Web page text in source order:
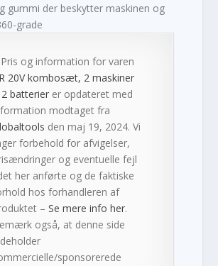
gummi der beskytter maskinen og
grade
og information for varen
20V kombosæt, 2 maskiner
batterier er opdateret med
modtaget fra
den maj 19, 2024. Vi
forbehold for afvigelser,
og eventuelle fejl
her anførte og de faktiske
hos forhandleren af
–Se mere info her.
også, at denne side
sponsorerede